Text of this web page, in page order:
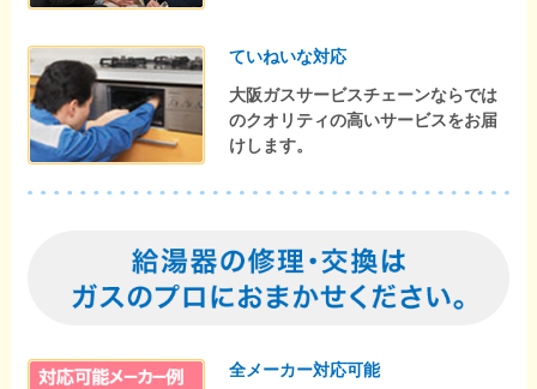
ていねいな対応
大阪ガスサービスチェーンならでは
のクオリティの高いサービスをお届
けします。
全メーカー対応可能